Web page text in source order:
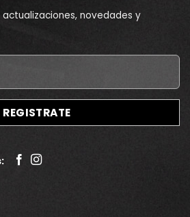
novedades y